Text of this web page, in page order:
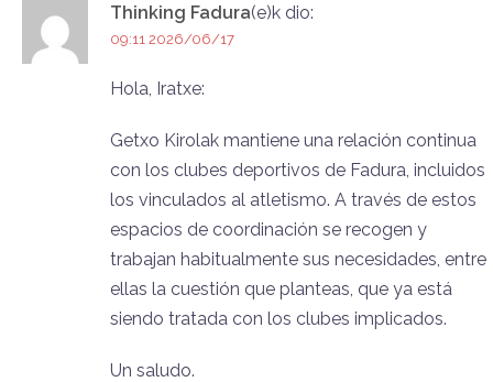
Thinking Fadura(e)k dio:
09:11 2026/06/17
Hola, Iratxe:
Getxo Kirolak mantiene una relación continua
con los clubes deportivos de Fadura, incluidos
los vinculados al atletismo. A través de estos
espacios de coordinación se recogen y
trabajan habitualmente sus necesidades, entre
ellas la cuestión que planteas, que ya está
siendo tratada con los clubes implicados.
Un saludo.